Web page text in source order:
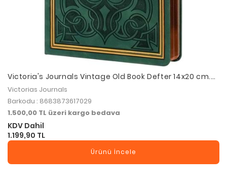
Victoria's Journals Vintage Old Book Defter 14x20 cm.
80gr. 160 Yaprak Çizgili 8683873616657
Victorias Journals
Barkodu : 8683873617029
1.500,00 TL üzeri kargo bedava
KDV Dahil
1.199,90 TL
Ürünü İncele